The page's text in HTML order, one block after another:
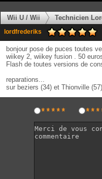
Wii U / Wii Technicien
lordfrederiks
bonjour pose de puces toutes
wiikey 2, wiikey fusion . 50
Flash de toutes versions de
reparations...
sur beziers (34) et Thionville (57)
*****